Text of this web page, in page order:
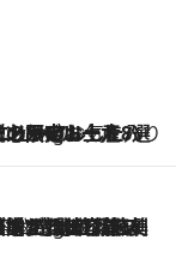
Ago
ーアルした「ディーン＆デルーカ ハワイ」で必須のお土産8選
脳ルネサンス
Ago